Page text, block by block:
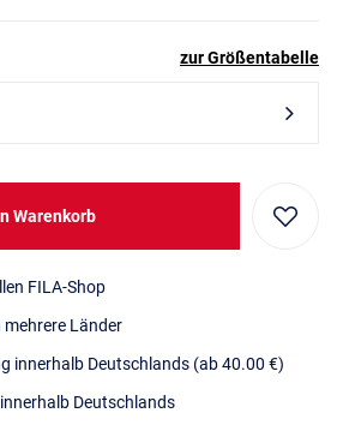
zur Größentabelle
Warenkorb
FILA-Shop
mehrere Länder
innerhalb Deutschlands (ab 40.00 €)
Deutschlands